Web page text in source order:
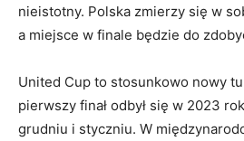
nieistotny. Polska zmierzy się w
a miejsce w finale będzie do
United Cup to stosunkowo nowy
pierwszy finał odbył się w 2023
grudniu i styczniu. W